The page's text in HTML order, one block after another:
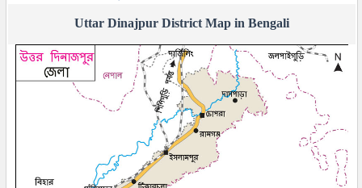
Uttar Dinajpur District Map in Bengali